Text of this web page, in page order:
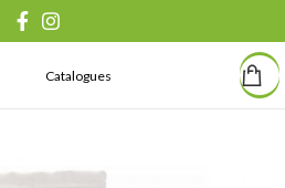
Catalogues